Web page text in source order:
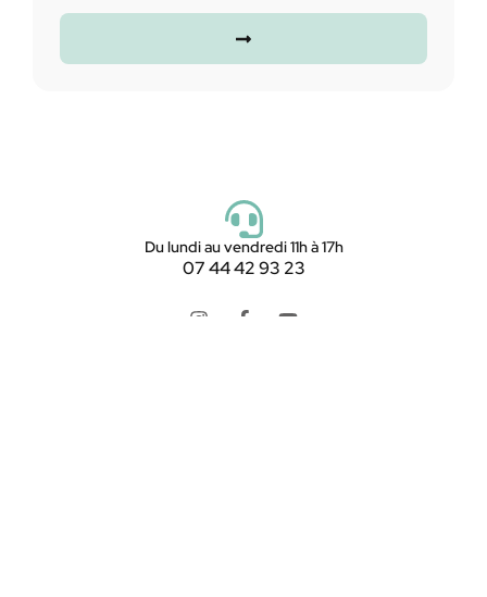
Du lundi au vendredi 11h à 17h
07 44 42 93 23